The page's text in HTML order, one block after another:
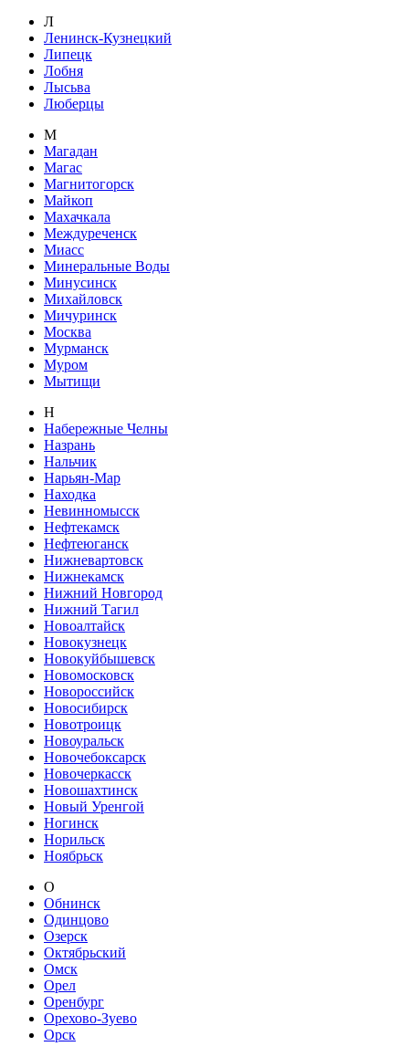
Л
Ленинск-Кузнецкий
Липецк
Лобня
Лысьва
Люберцы
М
Магадан
Магас
Магнитогорск
Майкоп
Махачкала
Междуреченск
Миасс
Минеральные Воды
Минусинск
Михайловск
Мичуринск
Москва
Мурманск
Муром
Мытищи
Н
Набережные Челны
Назрань
Нальчик
Нарьян-Мар
Находка
Невинномысск
Нефтекамск
Нефтеюганск
Нижневартовск
Нижнекамск
Нижний Новгород
Нижний Тагил
Новоалтайск
Новокузнецк
Новокуйбышевск
Новомосковск
Новороссийск
Новосибирск
Новотроицк
Новоуральск
Новочебоксарск
Новочеркасск
Новошахтинск
Новый Уренгой
Ногинск
Норильск
Ноябрьск
О
Обнинск
Одинцово
Озерск
Октябрьский
Омск
Орел
Оренбург
Орехово-Зуево
Орск